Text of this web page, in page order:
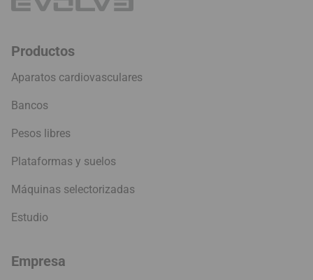
Productos
Aparatos cardiovasculares
Bancos
Pesos libres
Plataformas y suelos
Máquinas selectorizadas
Estudio
Empresa